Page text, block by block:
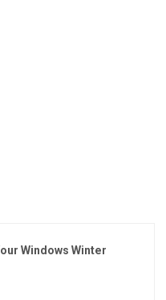
Windows Winter